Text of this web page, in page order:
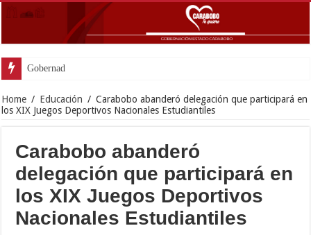
Gobernador Lacava y alcaldesa Riera supervisaron a
Home / Educación / Carabobo abanderó delegación que participará en
los XIX Juegos Deportivos Nacionales Estudiantiles
Carabobo abanderó
delegación que participará en
los XIX Juegos Deportivos
Nacionales Estudiantiles